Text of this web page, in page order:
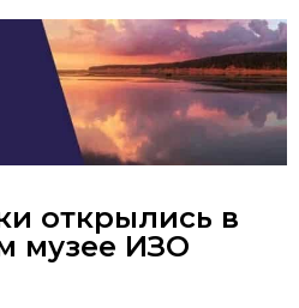
открылись в
музее ИЗО